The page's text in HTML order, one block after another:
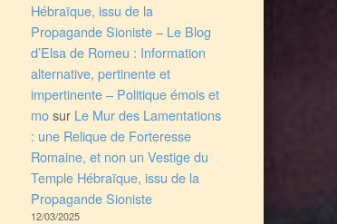
Hébraïque, issu de la
Propagande Sioniste – Le Blog
d’Elsa de Romeu : Information
alternative, pertinente et
impertinente – Politique émois et
mosur Le Mur des Lamentations
: une Relique de Forteresse
Romaine, et non un Vestige du
Temple Hébraïque, issu de la
Propagande Sioniste
12/03/2025